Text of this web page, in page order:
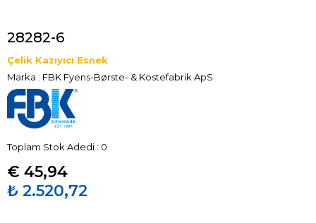
28282-6
Çelik Kazıyıcı Esnek
Marka : FBK Fyens-Børste- & Kostefabrik ApS
Toplam Stok Adedi : 0
€ 45,94
₺ 2.520,72